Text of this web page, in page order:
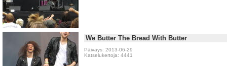
We Butter The Bread With Butter
Päiväys: 2013-06-29
Katselukertoja: 4441